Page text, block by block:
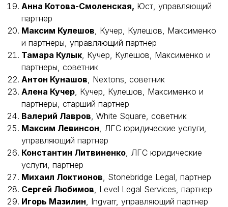
Анна Котова-Смоленская, Юст, управляющий
партнер
Максим Кулешов , Кучер, Кулешов, Максименко
и партнеры, управляющий партнер
Тамара Кулык , Кучер, Кулешов, Максименко и
партнеры, советник
Антон Кунашов , Nextons, советник
Алена Кучер , Кучер, Кулешов, Максименко и
партнеры, старший партнер
Валерий Лавров , White Square, советник
Максим Левинсон , ЛГС юридические услуги,
управляющий партнер
Константин Литвиненко , ЛГС юридические
услуги, партнер
Михаил Локтионов , Stonebridge Legal, партнер
Сергей Любимов , Level Legal Services, партнер
Игорь Мазилин , Ingvarr, управляющий партнер